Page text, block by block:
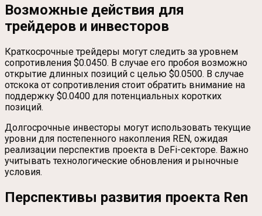
Возможные действия для
трейдеров и инвесторов
Краткосрочные трейдеры могут следить за уровнем
сопротивления $0.0450. В случае его пробоя возможно
открытие длинных позиций с целью $0.0500. В случае
отскока от сопротивления стоит обратить внимание на
поддержку $0.0400 для потенциальных коротких
позиций.
Долгосрочные инвесторы могут использовать текущие
уровни для постепенного накопления REN, ожидая
реализации перспектив проекта в DeFi-секторе. Важно
учитывать технологические обновления и рыночные
условия.
Перспективы развития проекта Ren